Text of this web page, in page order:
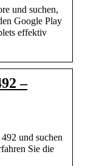
und suchen,
Google Play
effektiv
–
und suchen
Sie die